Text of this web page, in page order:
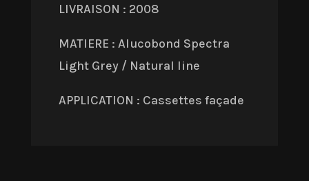
LIVRAISON : 2008
MATIERE : Alucobond Spectra
Light Grey / Natural line
APPLICATION : Cassettes façade